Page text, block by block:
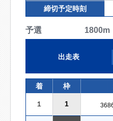
締切予定時刻
予選 1800m
出走表
着 枠
１ 1